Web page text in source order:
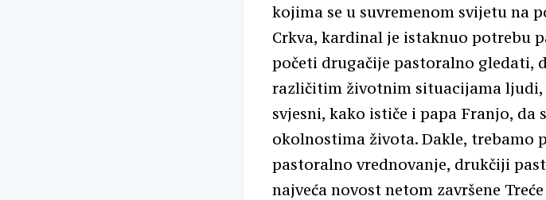
kojima se u suvremenom svijetu na
Crkva, kardinal je istaknuo potrebu
početi drugačije pastoralno gledati,
različitim životnim situacijama
svjesni, kako ističe i papa Franjo,
okolnostima života. Dakle, trebamo
pastoralno vrednovanje, drukčiji
najveća novost netom završene